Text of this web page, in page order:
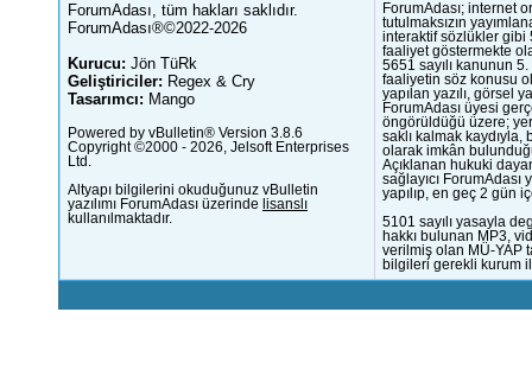
ForumAdası, tüm hakları saklıdır.
ForumAdası®©2022-2026
Kurucu: Jön TüRk
Geliştiriciler: Regex & Cry
Tasarımcı: Mango
Powered by vBulletin® Version 3.8.6
Copyright ©2000 - 2026, Jelsoft Enterprises
Ltd.
Altyapı bilgilerini okuduğunuz vBulletin
yazılımı ForumAdası üzerinde lisanslı
kullanılmaktadır.
ForumAdası; internet
tutulmaksızın
interaktif sözlükler gibi
faaliyet göstermekte
5651 sayılı kanunun
faaliyetin söz konusu
yapılan yazılı, görsel
ForumAdası üyesi
öngörüldüğü üzere;
saklı kalmak
olarak imkân
Açıklanan hukuki
sağlayıcı
yapılıp, en geç 2 gün
5101 sayılı yasayla
hakkı bulunan MP3,
verilmiş olan MÜ-YAP
bilgileri gerekli kurum